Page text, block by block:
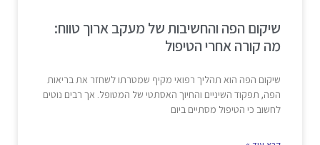
שיקום הפה והחשיבות של מעקב ארוך טווח:
מה קורה אחרי הטיפול
שיקום הפה הוא תהליך רפואי מקיף שמטרתו לשחזר את בריאות
הפה, תפקוד השיניים והחיוך האסתטי של המטופל. אך רבים נוטים
לחשוב כי הטיפול מסתיים ביום